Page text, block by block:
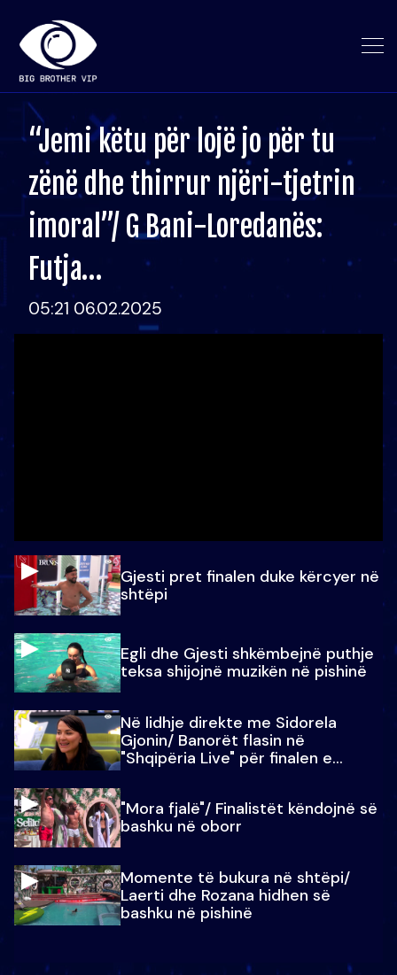
“Jemi këtu për lojë jo për tu
zënë dhe thirrur njëri-tjetrin
imoral”/ G Bani-Loredanës:
Futja…
05:21 06.02.2025
Gjesti pret finalen duke kërcyer në
shtëpi
Egli dhe Gjesti shkëmbejnë puthje
teksa shijojnë muzikën në pishinë
Në lidhje direkte me Sidorela
Gjonin/ Banorët flasin në
"Shqipëria Live" për finalen e
"Mora fjalë"/ Finalistët këndojnë së
bashku në oborr
Momente të bukura në shtëpi/
Laerti dhe Rozana hidhen së
bashku në pishinë